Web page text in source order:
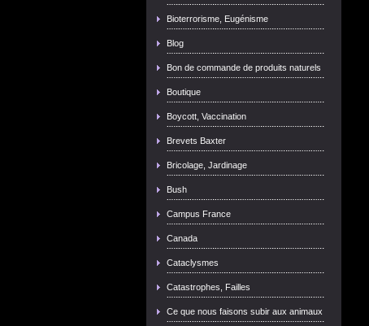
Bioterrorisme, Eugénisme
Blog
Bon de commande de produits naturels
Boutique
Boycott, Vaccination
Brevets Baxter
Bricolage, Jardinage
Bush
Campus France
Canada
Cataclysmes
Catastrophes, Failles
Ce que nous faisons subir aux animaux